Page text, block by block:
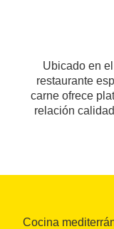
Ubicado en
restaurante
carne ofrece
relación
Cocina